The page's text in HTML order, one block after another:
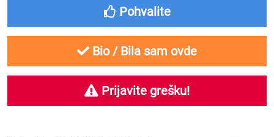
Pohvalite
Bio / Bila sam ovde
Prijavite grešku!